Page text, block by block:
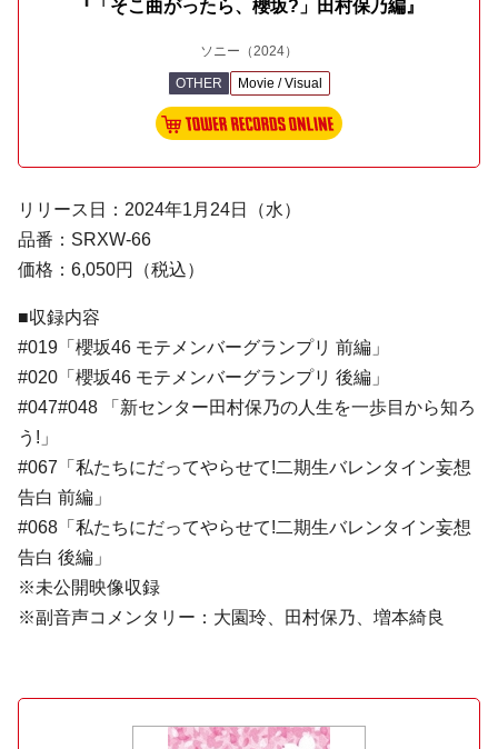
『「そこ曲がったら、櫻坂?」田村保乃編』
ソニー （2024）
OTHER Movie / Visual
リリース日：2024年1月24日（水）
品番：SRXW-66
価格：6,050円（税込）
■収録内容
#019「櫻坂46 モテメンバーグランプリ 前編」
#020「櫻坂46 モテメンバーグランプリ 後編」
#047#048 「新センター田村保乃の人生を一歩目から知ろ
う!」
#067「私たちにだってやらせて!二期生バレンタイン妄想
告白 前編」
#068「私たちにだってやらせて!二期生バレンタイン妄想
告白 後編」
※未公開映像収録
※副音声コメンタリー：大園玲、田村保乃、増本綺良